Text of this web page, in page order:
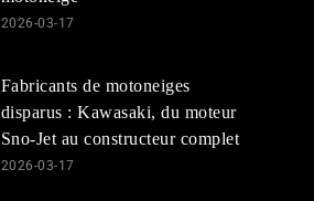
2026-03-17
Fabricants de motoneiges
disparus : Kawasaki, du moteur
Sno-Jet au constructeur complet
2026-03-17